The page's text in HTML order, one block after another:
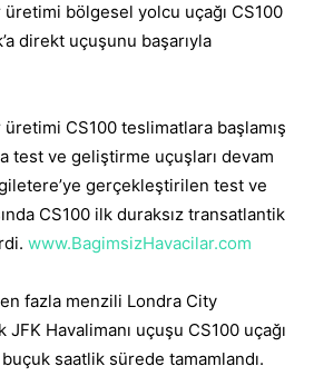
üretimi bölgesel yolcu uçağı CS100
direkt uçuşunu başarıyla
üretimi CS100 teslimatlara başlamış
test ve geliştirme uçuşları devam
gerçekleştirilen test ve
CS100 ilk duraksız transatlantik
www.BagimsizHavacilar.com
fazla menzili Londra City
JFK Havalimanı uçuşu CS100 uçağı
saatlik sürede tamamlandı.